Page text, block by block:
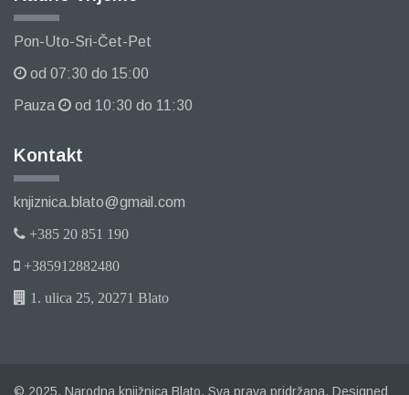
Pon-Uto-Sri-Čet-Pet
od 07:30 do 15:00
Pauza od 10:30 do 11:30
Kontakt
knjiznica.blato@gmail.com
+385 20 851 190
+385912882480
1. ulica 25, 20271 Blato
© 2025. Narodna knjižnica Blato. Sva prava pridržana. Designed